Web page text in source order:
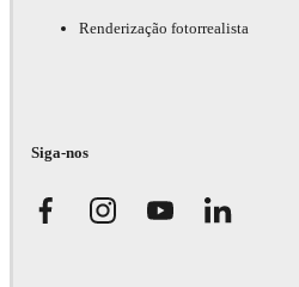
Renderização fotorrealista
Siga-nos